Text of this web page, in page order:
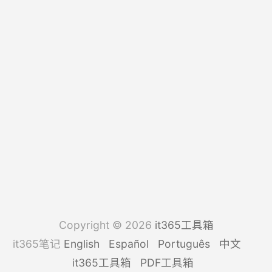
Copyright © 2026 it365工具箱
it365笔记 English Español Português
中文
it365工具箱
PDF工具箱